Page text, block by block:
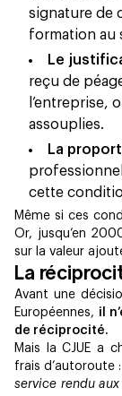
signature de
formation au
Le
reçu de
l’entreprise,
assouplies.
La
cette
Même si ces
Or, jusqu’en
sur la valeur
La
Avant une
Européennes, il
de réciprocité.
Mais la CJUE a
frais d’autoroute :
service rendu